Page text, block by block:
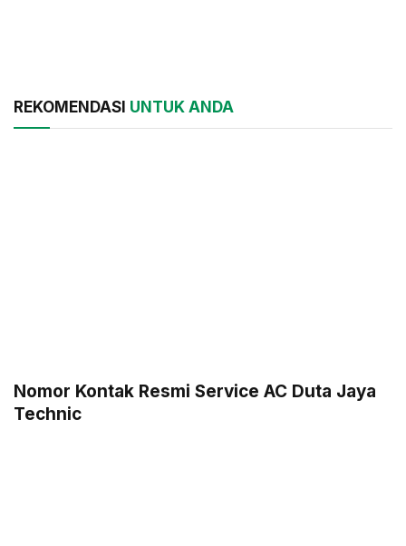
REKOMENDASI UNTUK ANDA
Nomor Kontak Resmi Service AC Duta Jaya
Technic